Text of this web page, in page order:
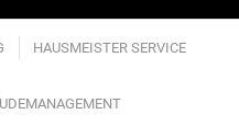
HAUSMEISTER SERVICE